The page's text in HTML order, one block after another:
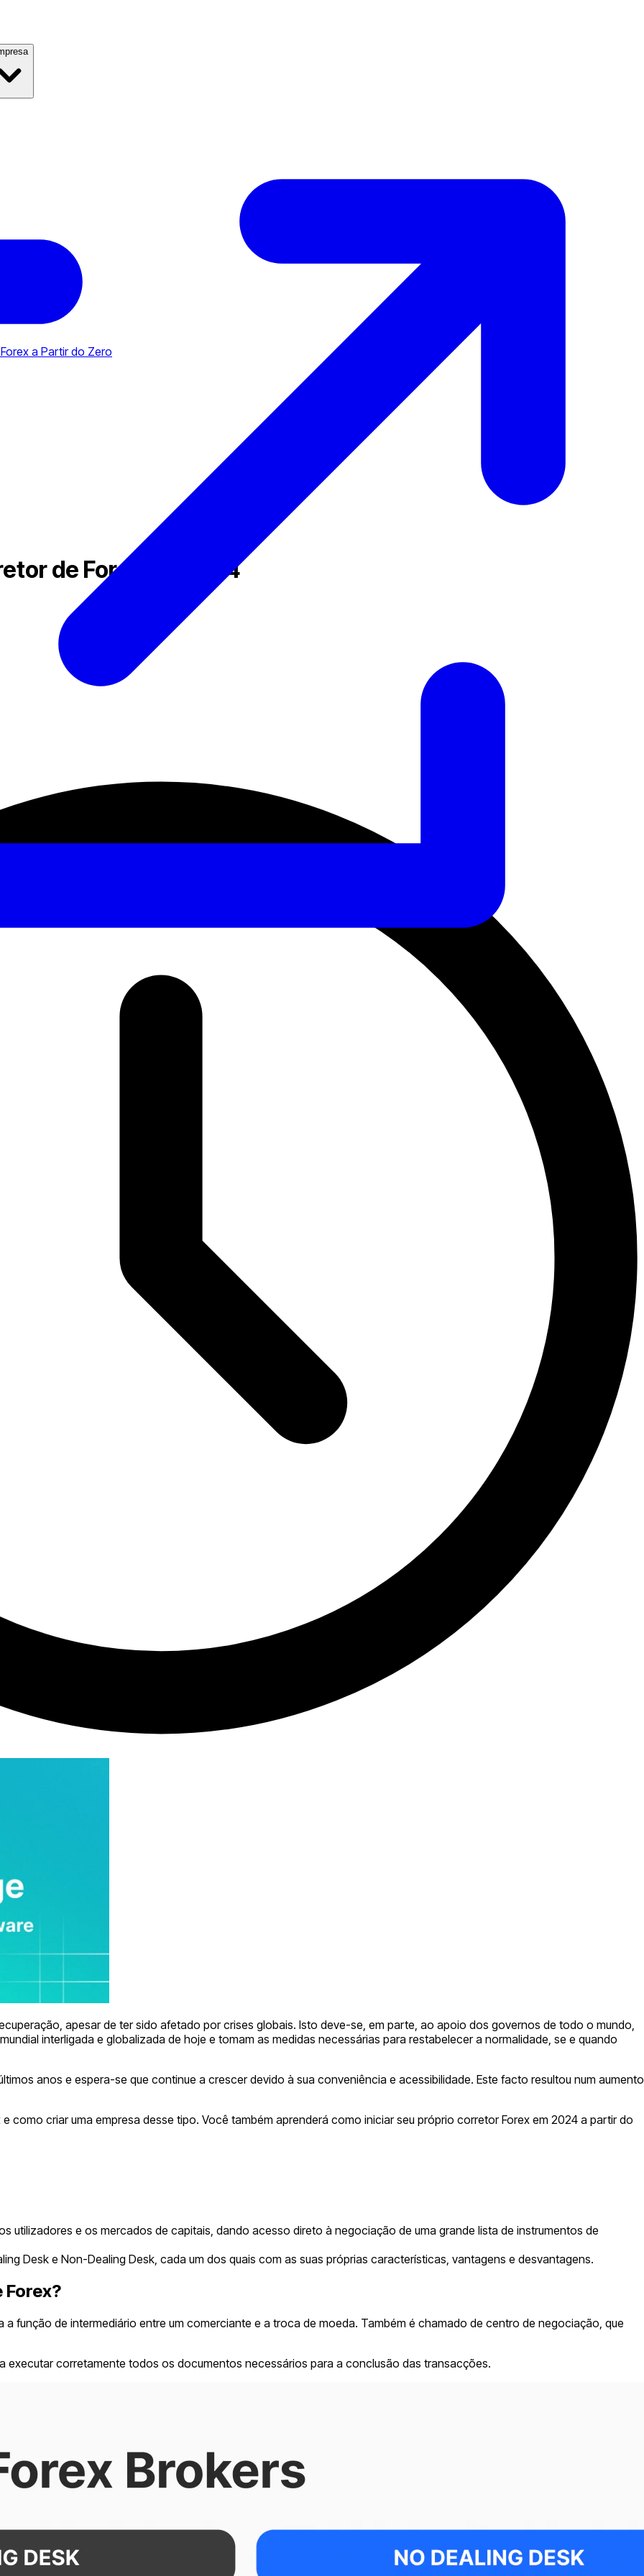
a Partir do Zero
de Forex em 2024
apesar de ter sido afetado por crises globais. Isto deve-se, em parte, ao apoio dos governos de todo o mundo,
interligada e globalizada de hoje e tomam as medidas necessárias para restabelecer a normalidade, se e quando
anos e espera-se que continue a crescer devido à sua conveniência e acessibilidade. Este facto resultou num aumento
como criar uma empresa desse tipo. Você também aprenderá como iniciar seu próprio corretor Forex em 2024 a partir do
utilizadores e os mercados de capitais, dando acesso direto à negociação de uma grande lista de instrumentos de
Desk e Non-Dealing Desk, cada um dos quais com as suas próprias características, vantagens e desvantagens.
Forex?
a função de intermediário entre um comerciante e a troca de moeda. Também é chamado de centro de negociação, que
executar corretamente todos os documentos necessários para a conclusão das transacções.